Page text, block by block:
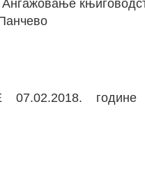
07.02.2018. године